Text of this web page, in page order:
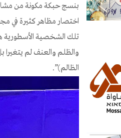
بنسج حبكة مكونة من
اختصار مظاهر كثيرة في
تلك الشخصية الأسطورية
والظلم والعنف لم يتغيرا
الظالم)”.